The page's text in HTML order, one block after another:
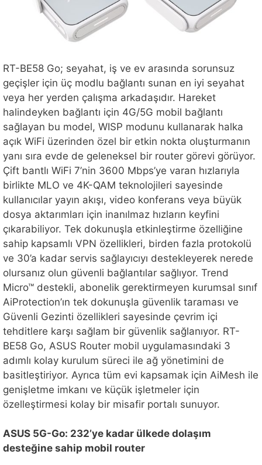
RT-BE58 Go; seyahat, iş ve ev arasında sorunsuz
geçişler için üç modlu bağlantı sunan en iyi seyahat
veya her yerden çalışma arkadaşıdır. Hareket
halindeyken bağlantı için 4G/5G mobil bağlantı
sağlayan bu model, WISP modunu kullanarak halka
açık WiFi üzerinden özel bir etkin nokta oluşturmanın
yanı sıra evde de geleneksel bir router görevi görüyor.
Çift bantlı WiFi 7’nin 3600 Mbps’ye varan hızlarıyla
birlikte MLO ve 4K-QAM teknolojileri sayesinde
kullanıcılar yayın akışı, video konferans veya büyük
dosya aktarımları için inanılmaz hızların keyfini
çıkarabiliyor. Tek dokunuşla etkinleştirme özelliğine
sahip kapsamlı VPN özellikleri, birden fazla protokolü
ve 30’a kadar servis sağlayıcıyı destekleyerek nerede
olursanız olun güvenli bağlantılar sağlıyor. Trend
Micro™ destekli, abonelik gerektirmeyen kurumsal sınıf
AiProtection’ın tek dokunuşla güvenlik taraması ve
Güvenli Gezinti özellikleri sayesinde çevrim içi
tehditlere karşı sağlam bir güvenlik sağlanıyor. RT-
BE58 Go, ASUS Router mobil uygulamasındaki 3
adımlı kolay kurulum süreci ile ağ yönetimini de
basitleştiriyor. Ayrıca tüm evi kapsamak için AiMesh ile
genişletme imkanı ve küçük işletmeler için
özelleştirmesi kolay bir misafir portalı sunuyor.
ASUS 5G-Go: 232’ye kadar ülkede dolaşım
desteğine sahip mobil router